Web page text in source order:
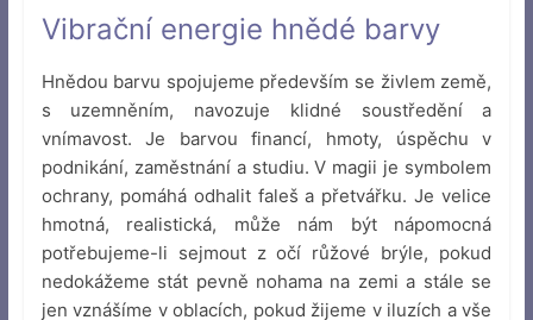
Vibrační energie hnědé barvy
Hnědou barvu spojujeme především se živlem země,
s uzemněním, navozuje klidné soustředění a
vnímavost. Je barvou financí, hmoty, úspěchu v
podnikání, zaměstnání a studiu. V magii je symbolem
ochrany, pomáhá odhalit faleš a přetvářku. Je velice
hmotná, realistická, může nám být nápomocná
potřebujeme-li sejmout z očí růžové brýle, pokud
nedokážeme stát pevně nohama na zemi a stále se
jen vznášíme v oblacích, pokud žijeme v iluzích a vše